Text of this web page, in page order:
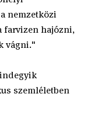
nemzetközi
farvizen hajózni,
vágni."
szemléletben